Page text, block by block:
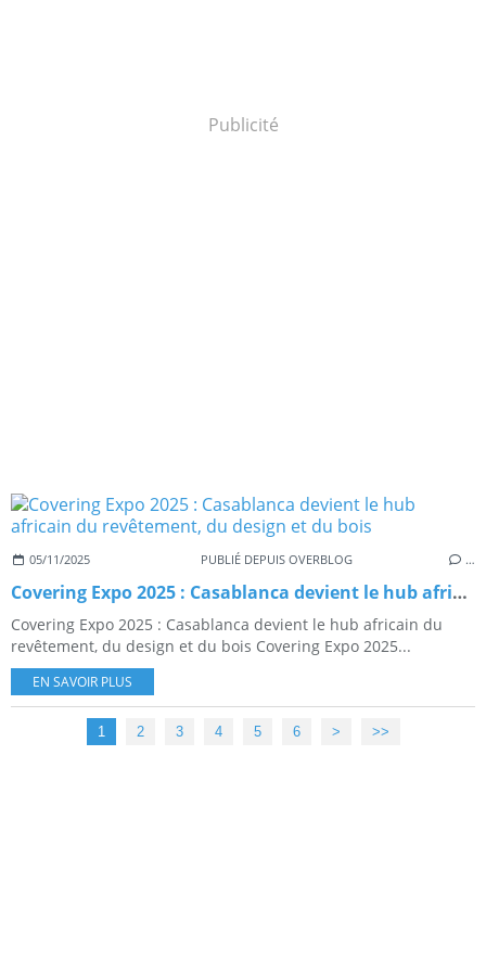
Publicité
05/11/2025 PUBLIÉ DEPUIS OVERBLOG …
Covering Expo 2025 : Casablanca devient le hub africain du revêtement, du design et du bois
Covering Expo 2025 : Casablanca devient le hub africain du
revêtement, du design et du bois Covering Expo 2025...
EN SAVOIR PLUS
1 2 3 4 5 6 > >>